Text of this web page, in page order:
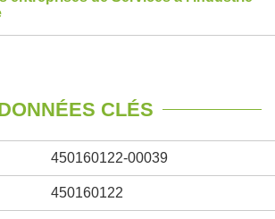
CLÉS
450160122-00039
450160122